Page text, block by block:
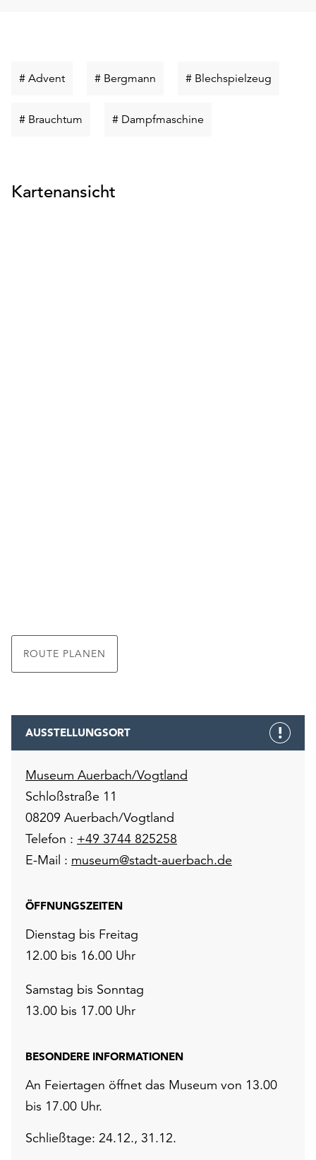
# AdventSchlüsselwort
# Bergmann Schlüsselwort
# Blechspielzeug
# Brauchtum Schlüsselwort
# Dampfmaschine
Kartenansicht
ROUTE PLANEN
AUSSTELLUNGSORT
Museum Auerbach/Vogtland
Schloßstraße 11
08209 Auerbach/Vogtland
Telefon : +49 3744 825258
E-Mail : museum@stadt-auerbach.de
ÖFFNUNGSZEITEN
Dienstag bis Freitag
12.00 bis 16.00 Uhr
Samstag bis Sonntag
13.00 bis 17.00 Uhr
BESONDERE INFORMATIONEN
An Feiertagen öffnet das Museum von 13.00
bis 17.00 Uhr.
Schließtage: 24.12., 31.12.